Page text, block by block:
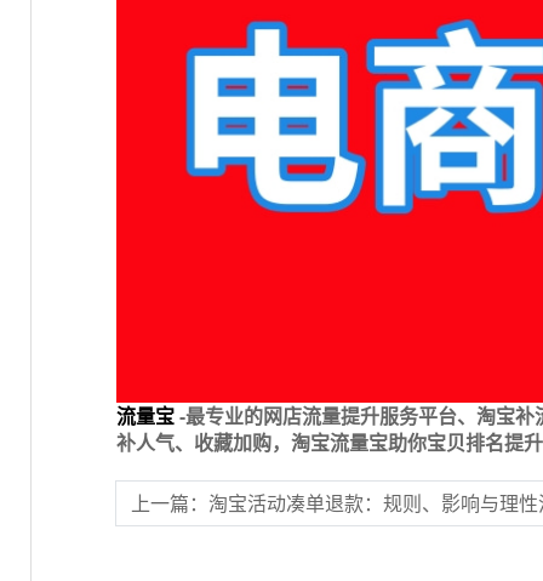
流量宝-最专业的网店流量提升服务平台、淘宝
补人气、收藏加购，淘宝流量宝助你宝贝排名提
上一篇：淘宝活动凑单退款：规则、影响与理